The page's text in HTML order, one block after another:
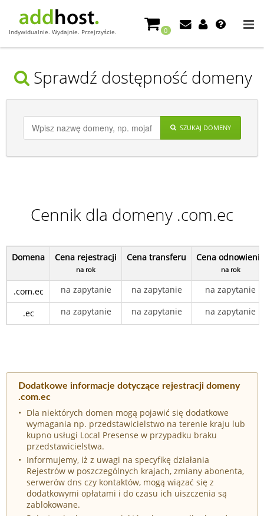
Indywidualnie. Wydajnie. Przejrzyście. 0
Sprawdź dostępność domeny
SZUKAJ DOMENY
Cennik dla domeny .com.ec
Domena Cena rejestracji
na rok
Cena transferu Cena odnowienia
na rok
.com.ec na zapytanie na zapytanie na zapytanie
.ec na zapytanie na zapytanie na zapytanie
Dodatkowe informacje dotyczące rejestracji domeny
.com.ec
Dla niektórych domen mogą pojawić się dodatkowe
wymagania np. przedstawicielstwo na terenie kraju lub
kupno usługi Local Presense w przypadku braku
przedstawicielstwa.
Informujemy, iż z uwagi na specyfikę działania
Rejestrów w poszczególnych krajach, zmiany abonenta,
serwerów dns czy kontaktów, mogą wiązać się z
dodatkowymi opłatami i do czasu ich uiszczenia są
zablokowane.